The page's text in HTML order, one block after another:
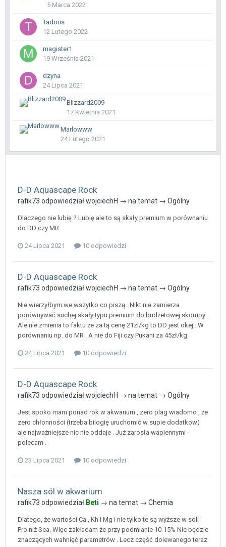
5 Marca 2022
Tadoris
12 Lutego 2022
magister1
19 Września 2021
dzyna
24 Lipca 2021
Blizzard2009
17 Kwietnia 2021
Marlowww
24 Lutego 2021
D-D Aquascape Rock
rafik73 odpowiedziałwojciechH → na temat → Ogólny
Dlaczego nie lubię ? Lubię ale to są skały premium w porównaniu
do DD czy MR
24 Lipca 2021 10 odpowiedzi
D-D Aquascape Rock
rafik73 odpowiedziałwojciechH → na temat → Ogólny
Nie wierzyłbym we wszytko co piszą . Nikt nie zamierza
porównywać suchej skały typu premium do budżetowej skorupy .
Ale nie zmienia to faktu że za tą cenę 21zl/kg to DD jest okej . W
porównaniu np. do MR . A nie do Fiji czy Pukani za 45zł/kg
24 Lipca 2021 10 odpowiedzi
D-D Aquascape Rock
rafik73 odpowiedziałwojciechH → na temat → Ogólny
Jest spoko mam ponad rok w akwarium , zero plag wiadomo , że
zero chłonności (trzeba bilogię uruchomić w supie dodatkow)
ale najważniejsze nic nie oddaje . Już zarosła wapiennymi -
polecam .
23 Lipca 2021 10 odpowiedzi
Nasza sól w akwarium
rafik73 odpowiedział Beti → na temat → Chemia
Dlatego, że wartości Ca , Kh i Mg i nie tylko te są wyższe w soli
Pro niż Sea. Więc zakładam że przy podmianie 10-15% Nie będzie
znaczących wahnięć parametrów . Lecz część dolewanego teraz